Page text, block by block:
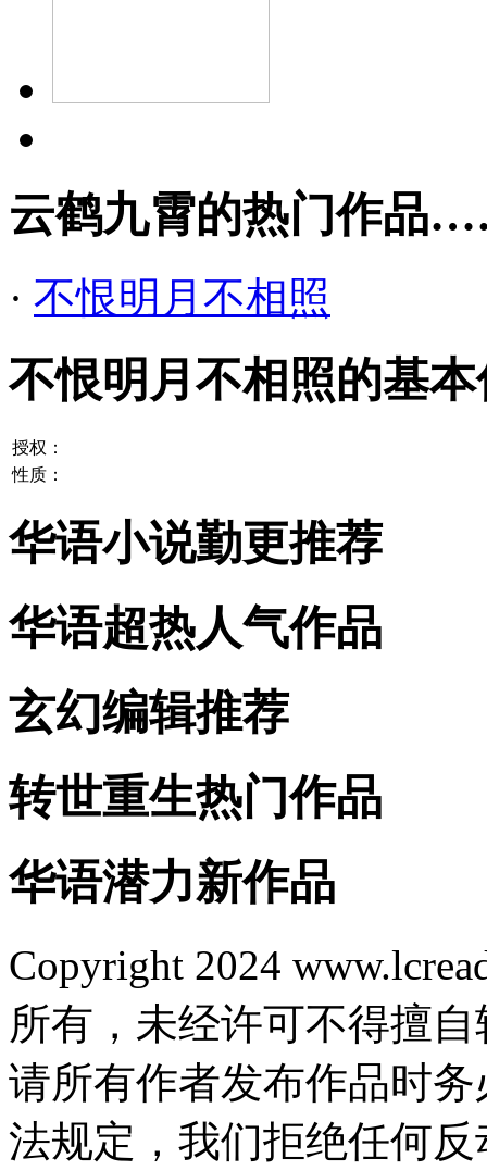
云鹤九霄的热门作品
· 不恨明月不相照
不恨明月不相照的基
授权：
性质：
华语小说勤更推荐
华语超热人气作品
玄幻编辑推荐
转世重生热门作品
华语潜力新作品
Copyright 2024
所有，未经许可不得擅
请所有作者发布作品时
法规定，我们拒绝任何